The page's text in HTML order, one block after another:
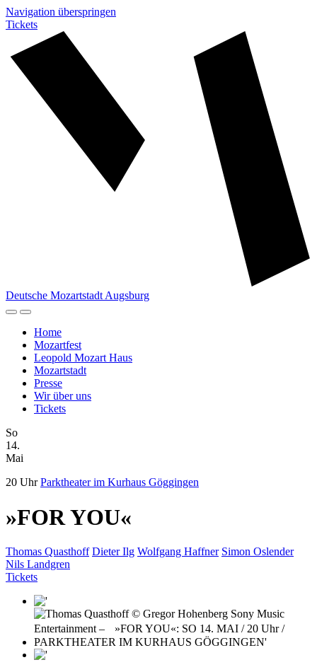
Navigation überspringen
Tickets
Deutsche Mozartstadt Augsburg
Home
Mozartfest
Leopold Mozart Haus
Mozartstadt
Presse
Wir über uns
Tickets
So
14.
Mai
20 UhrParktheater im Kurhaus Göggingen
»FOR YOU«
Thomas Quasthoff Dieter Ilg Wolfgang Haffner Simon Oslender
Nils Landgren
Tickets